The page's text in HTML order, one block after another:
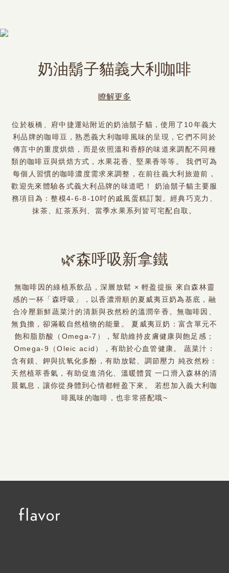
奶油鬍子貓義大利咖啡
瞭解更多
位於板橋、府中捷運站附近的奶油鬍子貓，使用了10年義大
利品牌的咖啡豆，熟悉義大利咖啡風味的呈現，它們不同於
傳言中的重度烘焙，而是依照溫和香醇的味道來調配不同種
類的咖啡豆與烘焙方式，水果花香、堅果香等等。 我們可為
每個人習慣的咖啡濃度需求來調整，在前往義大利旅遊前，
歡迎先來體驗各式義大利品牌的味道吧！ 奶油鬍子貓主要服
務項目為：整模4-6-8-10吋的戚風蛋糕訂製。經典巧克力、
抹茶、紅茶系列、當季水果系列皆可宅配自取。
🌿森呼吸新拿鐵
無咖啡因的綠植系飲品，深層放鬆 × 輕盈提振 來自森林靈
感的一杯「森呼吸」，以香濃滑順的夏威夷豆奶為基底，融
合冷壓新鮮蔬菜汁的清新與孜然粉的溫潤辛香。無咖啡因、
無負擔，卻滿載自然植物的能量。 夏威夷豆奶：富含單元不
飽和脂肪酸（Omega-7），幫助維持皮膚健康與飽足感；
Omega-9（Oleic acid），有助於心血管健康。 蔬菜汁：
含有鎂、鉀與抗氧化多酚，有助放鬆、調節壓力 純孜然粉：
天然植萃香氣，有助促進消化、溫暖體質 一口滑入森林的清
晨氣息，讓你從身體到心情都輕盈下來。 若想加入義大利咖
啡風味的咖啡，也非常搭配哦~